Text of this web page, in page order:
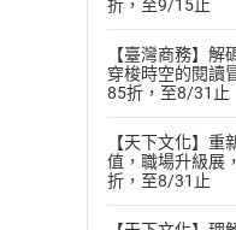
折，至9/15止
【臺灣商務】解
穿梭時空的閱讀
85折，至8/31止
【天下文化】重
值，職場升級展
折，至8/31止